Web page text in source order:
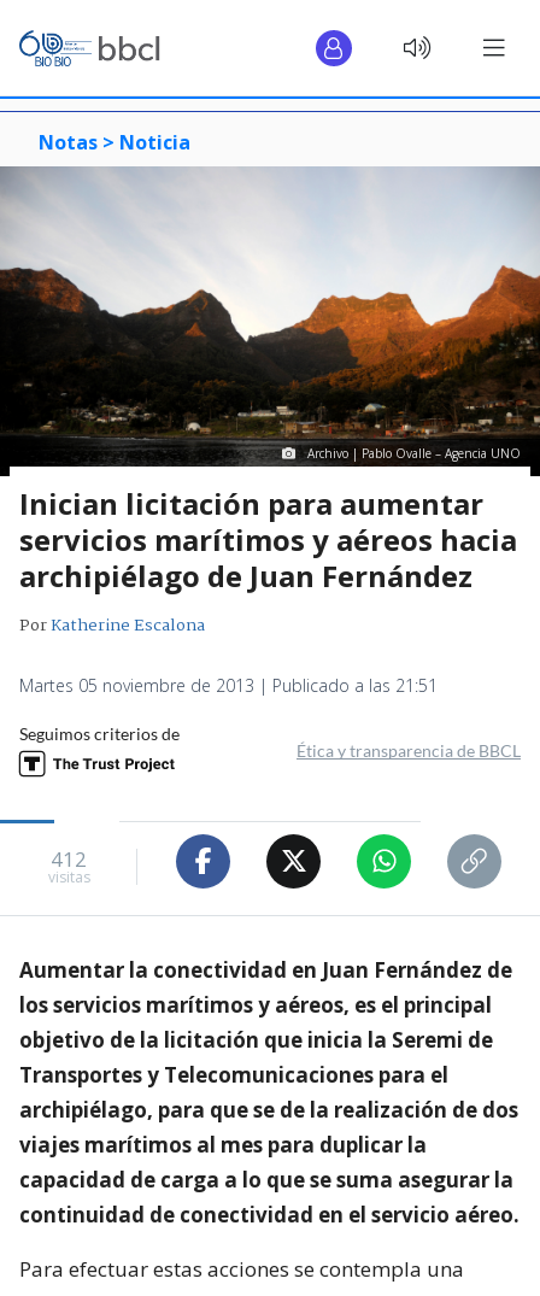
Notas > Noticia
Archivo | Pablo Ovalle – Agencia UNO
Inician licitación para aumentar
servicios marítimos y aéreos hacia
archipiélago de Juan Fernández
PorKatherine Escalona
Martes 05 noviembre de 2013 | Publicado a las 21:51
Seguimos criterios de
Ética y transparencia de BBCL
412
visitas
Aumentar la conectividad en Juan Fernández de
los servicios marítimos y aéreos, es el principal
objetivo de la licitación que inicia la Seremi de
Transportes y Telecomunicaciones para el
archipiélago, para que se de la realización de dos
viajes marítimos al mes para duplicar la
capacidad de carga a lo que se suma asegurar la
continuidad de conectividad en el servicio aéreo.
Para efectuar estas acciones se contempla una